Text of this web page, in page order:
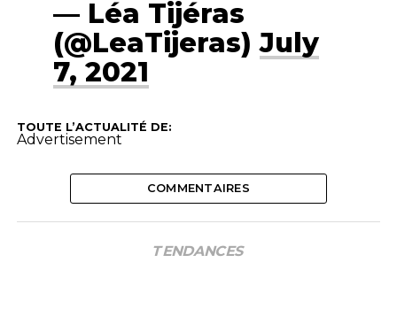
— Léa Tijéras
(@LeaTijeras)July
7, 2021
TOUTE L’ACTUALITÉ DE:
Advertisement
COMMENTAIRES
TENDANCES